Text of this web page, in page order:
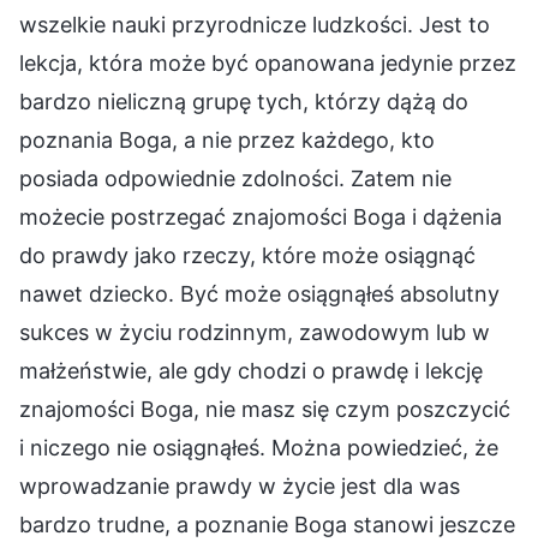
wszelkie nauki przyrodnicze ludzkości. Jest to
lekcja, która może być opanowana jedynie przez
bardzo nieliczną grupę tych, którzy dążą do
poznania Boga, a nie przez każdego, kto
posiada odpowiednie zdolności. Zatem nie
możecie postrzegać znajomości Boga i dążenia
do prawdy jako rzeczy, które może osiągnąć
nawet dziecko. Być może osiągnąłeś absolutny
sukces w życiu rodzinnym, zawodowym lub w
małżeństwie, ale gdy chodzi o prawdę i lekcję
znajomości Boga, nie masz się czym poszczycić
i niczego nie osiągnąłeś. Można powiedzieć, że
wprowadzanie prawdy w życie jest dla was
bardzo trudne, a poznanie Boga stanowi jeszcze